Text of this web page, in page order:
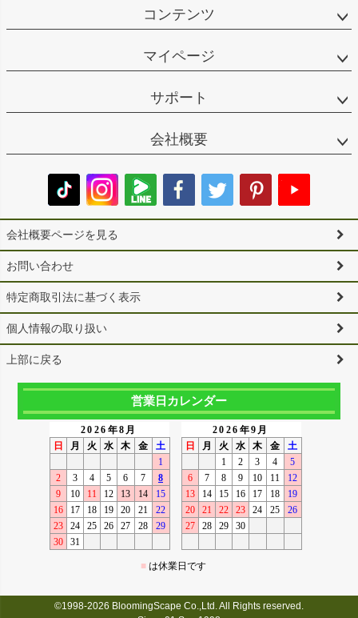
コンテンツ
マイページ
サポート
会社概要
会社概要ページを見る
お問い合わせ
特定商取引法に基づく表示
個人情報の取り扱い
上部に戻る
営業日カレンダー
©1998-2026 BloomingScape Co.,Ltd. All Rights reserved.